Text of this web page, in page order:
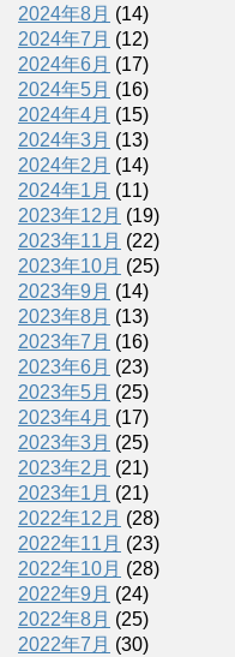
2024年8月 (14)
2024年7月 (12)
2024年6月 (17)
2024年5月 (16)
2024年4月 (15)
2024年3月 (13)
2024年2月 (14)
2024年1月 (11)
2023年12月 (19)
2023年11月 (22)
2023年10月 (25)
2023年9月 (14)
2023年8月 (13)
2023年7月 (16)
2023年6月 (23)
2023年5月 (25)
2023年4月 (17)
2023年3月 (25)
2023年2月 (21)
2023年1月 (21)
2022年12月 (28)
2022年11月 (23)
2022年10月 (28)
2022年9月 (24)
2022年8月 (25)
2022年7月 (30)